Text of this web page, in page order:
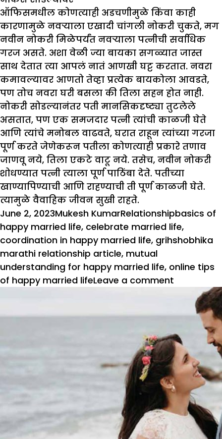
ऑफिसमधील कोणत्याही अडचणीमुळे किंवा काही
कारणामुळे नवऱ्याला एखादी चांगली नोकरी चुकते, मग
नवीन नोकरी मिळेपर्यंत नवऱ्याला पत्नीची सर्वाधिक
गरज असते. अशा वेळी ज्या बायका सगळ्यात जास्त
साथ देतात त्या आपलं नातं आणखी घट्ट करतात. नवरा
कमावल्यावर आणतो तेव्हा प्रत्येक बायकोला आवडते,
पण तोच नवरा घरी बसला की तिला सहन होत नाही.
नोकरी सोडल्यानंतर पती मानसिकदृष्ट्या तुटलेले
असतात, पण एक समजदार पत्नी त्यांची काळजी घेते
आणि त्यांचे मनोबल वाढवते, घरात राहून त्यांच्या गरजा
पूर्ण करते जेणेकरून पतीला कोणत्याही प्रकारे तणाव
जाणवू नये, तिला एकटे वाटू नये. तसेच, नवीन नोकरी
शोधण्यात पत्नी त्याला पूर्ण पाठिंबा देते. पतीच्या
खाण्यापिण्याची आणि राहण्याची ती पूर्ण काळजी घेते.
त्यामुळे वैवाहिक जीवन सुखी राहते.
Posted
on
June 2, 2023Author
Mukesh KumarCategories
RelationshipTags
basics of
happy married life, celebrate married life,
coordination in happy married life, grihshobhika
marathi relationship article, mutual
understanding for happy married life, online tips
of happy married lifeLeave a comment
वैवाहिक
जीवनाचा
आधार